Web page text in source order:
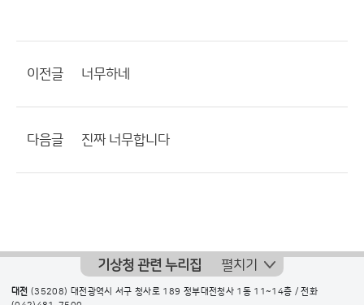
이전글 너무하네
다음글 진짜 너무합니다
기상청 관련 누리집 펼치기
대전 (35208) 대전광역시 서구 청사로 189 정부대전청사 1동 11~14층 / 전화